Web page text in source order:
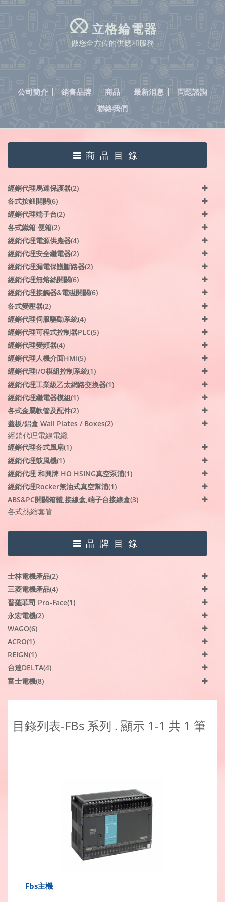
立格綸電器
做您全方位的供應和服務
公司簡介 銷售品牌 商品 最新消息
問題諮詢
聯絡我們
商品目錄
經銷代理馬達保護器(2)
各式按鈕開關(6)
經銷代理端子台(2)
各式鐵箱 便箱(2)
經銷代理電源供應器(4)
經銷代理安全繼電器(2)
經銷代理漏電保護斷路器(2)
經銷代理無熔絲開關(6)
經銷代理接觸器&電磁開關(6)
各式變壓器(2)
經銷代理伺服驅動系統(4)
經銷代理可程式控制器PLC(5)
經銷代理變頻器(4)
經銷代理人機介面HMI(5)
經銷代理I/O模組控制系統(1)
經銷代理工業級乙太網路交換器(1)
經銷代理繼電器模組(1)
各式金屬軟管及配件(2)
蓋板/鋁盒 Wall Plates / Boxes(2)
經銷代理電線電纜
經銷代理各式風扇(1)
經銷代理鼓風機(1)
經銷代理 和興牌 HO HSING真空泵浦(1)
經銷代理Rocker無油式真空幫浦(1)
ABS&PC開關箱體,接線盒,端子台接線盒(3)
各式熱縮套管
品牌目錄
士林電機產品(2)
三菱電機產品(4)
普羅菲司 Pro-Face(1)
永宏電機(2)
WAGO(6)
ACRO(1)
REIGN(1)
台達DELTA(4)
富士電機(8)
目錄列表-FBs 系列 . 顯示 1-1 共 1 筆
Fbs主機